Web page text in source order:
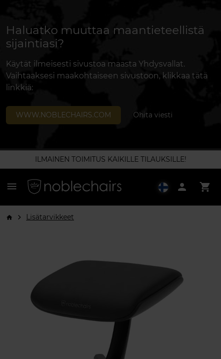
Haluatko muuttaa maantieteellistä
sijaintiasi?
Käytät ilmeisesti sivustoa maasta Yhdysvallat.
Vaihtaaksesi maakohtaiseen sivustoon, klikkaa tätä
linkkiä:
WWW.NOBLECHAIRS.COM Ohita viesti
ILMAINEN TOIMITUS KAIKILLE TILAUKSILLE!
menu person shopping_cart
arrow_forward_ios Lisätarvikkeet